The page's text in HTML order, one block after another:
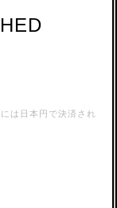
は日本円で決済され